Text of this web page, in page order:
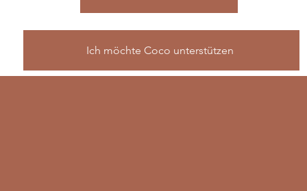
Ich möchte Coco unterstützen